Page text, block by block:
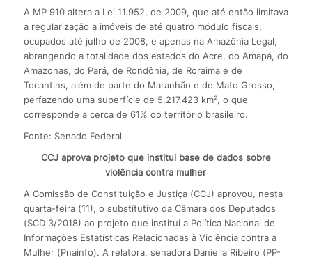
A MP 910 altera a Lei 11.952, de 2009, que até então limitava
a regularização a imóveis de até quatro módulo fiscais,
ocupados até julho de 2008, e apenas na Amazônia Legal,
abrangendo a totalidade dos estados do Acre, do Amapá, do
Amazonas, do Pará, de Rondônia, de Roraima e de
Tocantins, além de parte do Maranhão e de Mato Grosso,
perfazendo uma superfície de 5.217.423 km², o que
corresponde a cerca de 61% do território brasileiro.
Fonte: Senado Federal
CCJ aprova projeto que institui base de dados sobre
violência contra mulher
A Comissão de Constituição e Justiça (CCJ) aprovou, nesta
quarta-feira (11), o substitutivo da Câmara dos Deputados
(SCD 3/2018) ao projeto que institui a Política Nacional de
Informações Estatísticas Relacionadas à Violência contra a
Mulher (Pnainfo). A relatora, senadora Daniella Ribeiro (PP-